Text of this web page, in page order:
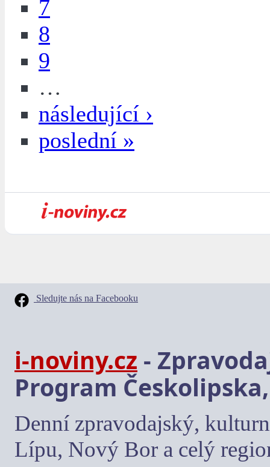
7
8
9
…
následující ›
poslední »
Sledujte nás na Facebooku
i-noviny.cz -
Program
Denní zpravodajský,
Lípu, Nový Bor a celý